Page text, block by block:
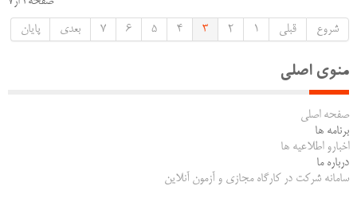
شروع
قبلی 1
2
3
4
5
6
7 بعدی پایان
منوی اصلی
صفحه اصلی
برنامه ها
اخبارو اطلاعیه ها
درباره ما
سامانه شرکت در کارگاه مجازی و آزمون آنلاین